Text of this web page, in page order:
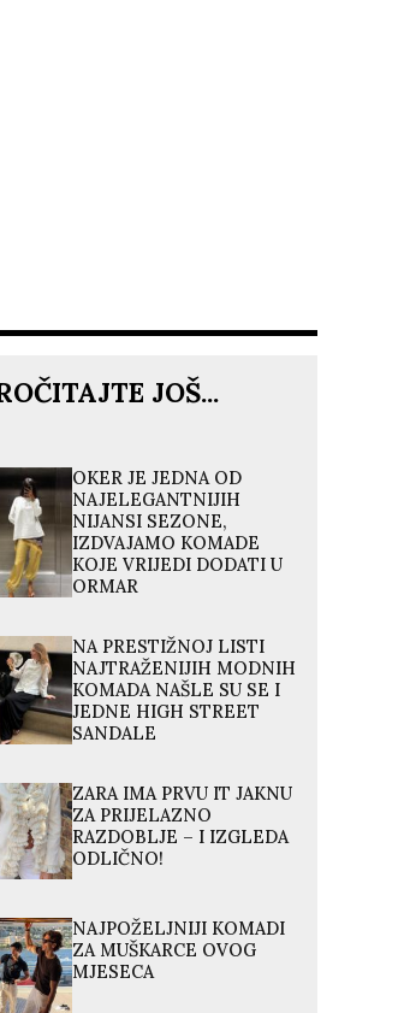
JOŠ...
OKER JE JEDNA OD
NAJELEGANTNIJIH
NIJANSI SEZONE,
IZDVAJAMO KOMADE
KOJE VRIJEDI DODATI U
ORMAR
NA PRESTIŽNOJ LISTI
NAJTRAŽENIJIH MODNIH
KOMADA NAŠLE SU SE I
JEDNE HIGH STREET
SANDALE
ZARA IMA PRVU IT JAKNU
ZA PRIJELAZNO
RAZDOBLJE – I IZGLEDA
ODLIČNO!
NAJPOŽELJNIJI KOMADI
ZA MUŠKARCE OVOG
MJESECA